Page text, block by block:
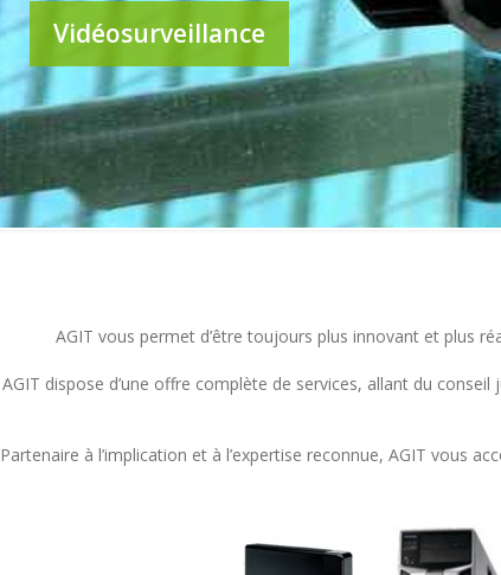
Vidéosurveillance
AGIT vous permet d’être toujours plus innovant et plus
AGIT dispose d’une offre complète de services, allant du
Partenaire à l’implication et à l’expertise reconnue, AGIT vous